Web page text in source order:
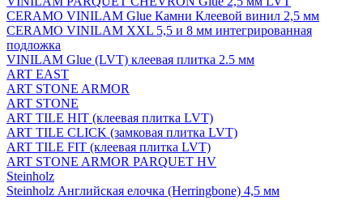
CERAMO VINILAM Glue Камни Клеевой винил 2,5 мм
CERAMO VINILAM XXL 5,5 и 8 мм интегрированная
подложка
VINILAM Glue (LVT) клеевая плитка 2.5 мм
ART EAST
ART STONE ARMOR
ART STONE
ART TILE HIT (клеевая плитка LVT)
ART TILE CLICK (замковая плитка LVT)
ART TILE FIT (клеевая плитка LVT)
ART STONE ARMOR PARQUET HV
Steinholz
Steinholz Английская елочка (Herringbone) 4,5 мм